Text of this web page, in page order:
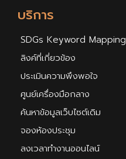
บริการ
SDGs Keyword Mapping
ลิงค์ที่เกี่ยวข้อง
ประเมินความพึงพอใจ
ศูนย์เครื่องมือกลาง
ค้นหาข้อมูลเว็บไซต์เดิม
จองห้องประชุม
ลงเวลาทำงานออนไลน์